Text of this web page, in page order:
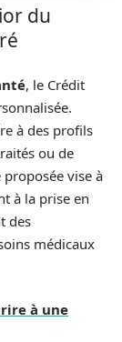
du
, le Crédit
à des profils
ou de
vise à
à la prise en
des
médicaux
à une